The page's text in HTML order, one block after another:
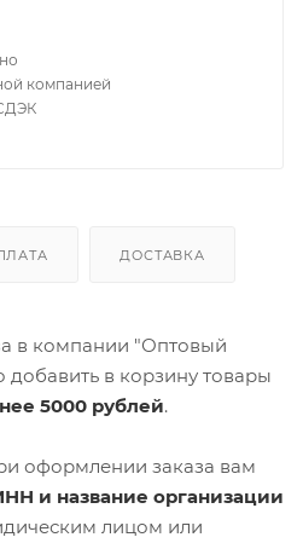
компанией
ДОСТАВКА
в компании "Оптовый
в корзину товары
5000 рублей.
оформлении заказа вам
и название организации
лицом или